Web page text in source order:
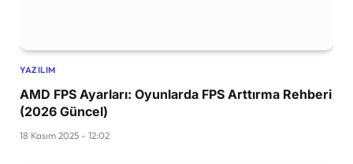
YAZILIM
AMD FPS Ayarları: Oyunlarda FPS Arttırma Rehberi
(2026 Güncel)
18 Kasım 2025 - 12:02